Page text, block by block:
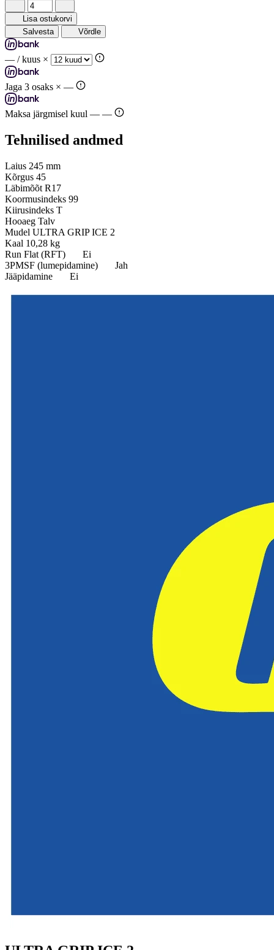
Lisa ostukorvi
Salvesta
Võrdle
— / kuus ×
Jaga 3 osaks × —
Maksa järgmisel kuul — —
Tehnilised andmed
Laius 245 mm
Kõrgus 45
Läbimõõt R17
Koormusindeks 99
Kiirusindeks T
Hooaeg Talv
Mudel ULTRA GRIP ICE 2
Kaal 10,28 kg
Run Flat (RFT)
Ei
3PMSF (lumepidamine)
Jah
Jääpidamine
Ei